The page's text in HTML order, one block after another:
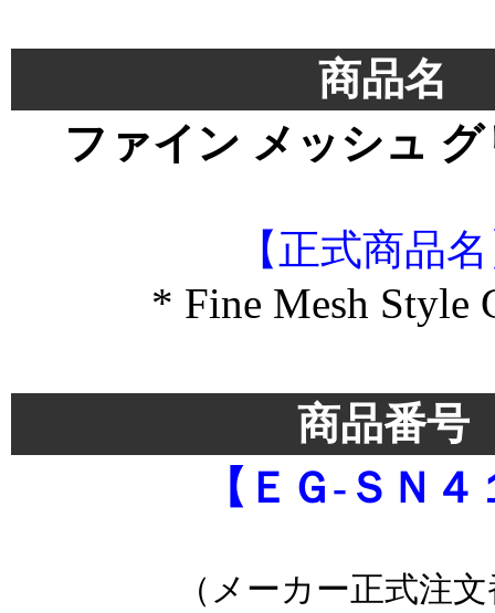
商品名
ファイン メッシュ
【正式商品
* Fine Mesh Style
商品番号
【ＥＧ-ＳＮ４
（メーカー正式注